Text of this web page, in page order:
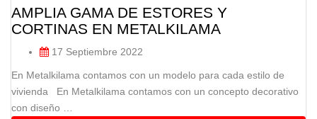
AMPLIA GAMA DE ESTORES Y
CORTINAS EN METALKILAMA
17 Septiembre 2022
En Metalkilama contamos con un modelo para cada estilo de
vivienda En Metalkilama contamos con un concepto decorativo
con diseño …